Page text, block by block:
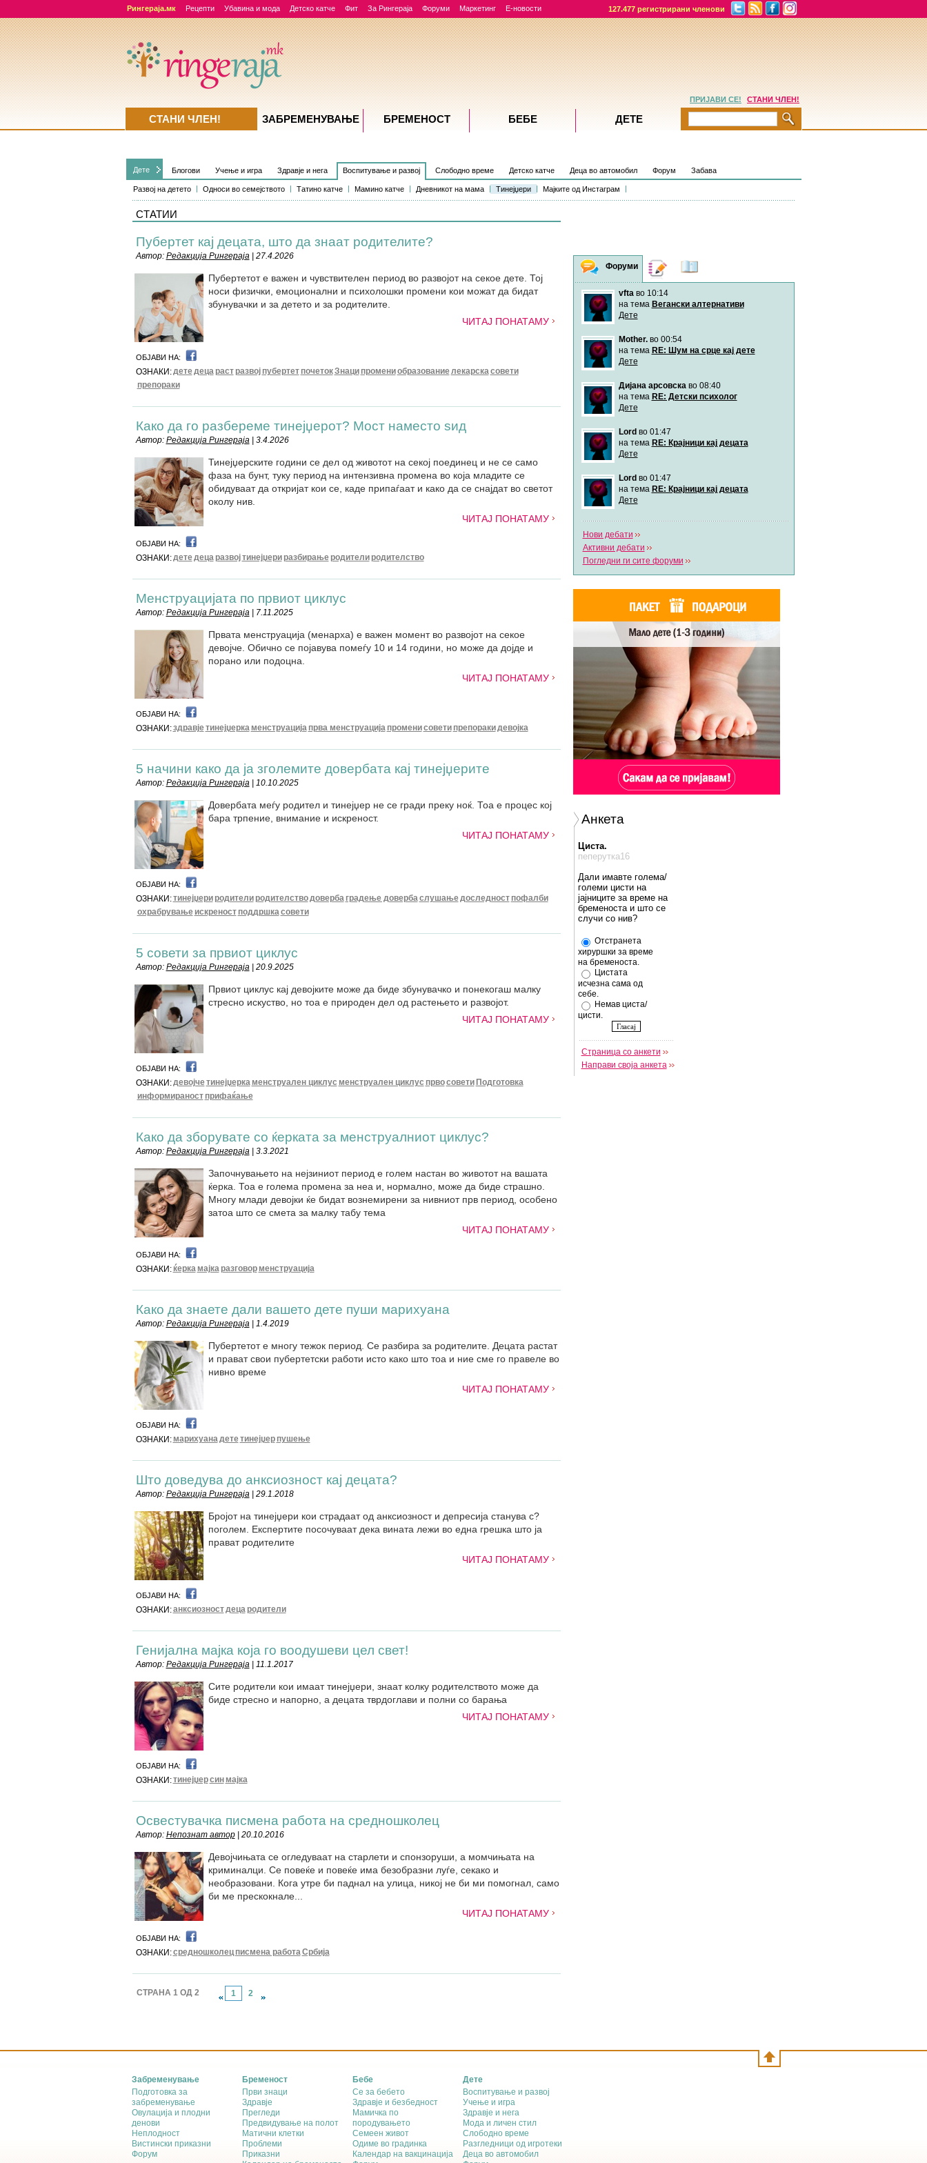
Рингераја.мк Рецепти Убавина и мода Детско катче Фит За Рингераја Форуми Маркетинг Е-новости 127.477 регистрирани членови
Дете Блогови Учење и игра Здравје и нега Воспитување и развој
Развој на детето Односи во семејството Татино катче Мамино катче Дневникот на мама Тинејџери Мајките од Инстаграм
Слободно време Детско катче Деца во автомобил Форум Забава
СТАТИИ
Пубертет кај децата, што да знаат родителите?
Автор: Редакција Рингераја| 27.4.2026
Пубертетот е важен и чувствителен период во развојот на секое дете. Тој
носи физички, емоционални и психолошки промени кои можат да бидат
збунувачки и за детето и за родителите.
ЧИТАЈ ПОНАТАМУ
ОБЈАВИ НА:
ОЗНАКИ:детедеца раст развој пубертет почетокЗнаци промениобразованиелекарскасовети
препораки
Како да го разбереме тинејџерот? Мост наместо ѕид
Автор: Редакција Рингераја| 3.4.2026
Тинејџерските години се дел од животот на секој поединец и не се само
фаза на бунт, туку период на интензивна промена во која младите се
обидуваат да откријат кои се, каде припаѓаат и како да се снајдат во светот
околу нив.
ЧИТАЈ ПОНАТАМУ
ОБЈАВИ НА:
ОЗНАКИ:детедеца развојтинејџери разбирање родители родителство
Менструацијата по првиот циклус
Автор: Редакција Рингераја| 7.11.2025
Првата менструација (менарха) е важен момент во развојот на секое
девојче. Обично се појавува помеѓу 10 и 14 години, но може да дојде и
порано или подоцна.
ЧИТАЈ ПОНАТАМУ
ОБЈАВИ НА:
ОЗНАКИ:здравјетинејџерка менструација прва менструација променисовети препоракидевојка
5 начини како да ја зголемите довербата кај тинејџерите
Автор: Редакција Рингераја| 10.10.2025
Довербата меѓу родител и тинејџер не се гради преку ноќ. Тоа е процес кој
бара трпение, внимание и искреност.
ЧИТАЈ ПОНАТАМУ
ОБЈАВИ НА:
ОЗНАКИ:тинејџери родители родителстводоверба градење довербаслушањедоследност пофалби
охрабрување искреност поддршкасовети
5 совети за првиот циклус
Автор: Редакција Рингераја| 20.9.2025
Првиот циклус кај девојките може да биде збунувачко и понекогаш малку
стресно искуство, но тоа е природен дел од растењето и развојот.
ЧИТАЈ ПОНАТАМУ
ОБЈАВИ НА:
ОЗНАКИ:девојчетинејџерка менструален циклус менструален циклус првосовети Подготовка
информираност прифаќање
Како да зборувате со ќерката за менструалниот циклус?
Автор: Редакција Рингераја| 3.3.2021
Започнувањето на нејзиниот период е голем настан во животот на вашата
ќерка. Тоа е голема промена за неа и, нормално, може да биде страшно.
Многу млади девојки ќе бидат вознемирени за нивниот прв период, особено
затоа што се смета за малку табу тема
ЧИТАЈ ПОНАТАМУ
ОБЈАВИ НА:
ОЗНАКИ: ќерка мајка разговор менструација
Како да знаете дали вашето дете пуши марихуана
Автор: Редакција Рингераја| 1.4.2019
Пубертетот е многу тежок период. Се разбира за родителите. Децата растат
и прават свои пубертетски работи исто како што тоа и ние сме го правеле во
нивно време
ЧИТАЈ ПОНАТАМУ
ОБЈАВИ НА:
ОЗНАКИ: марихуанадететинејџер пушење
Што доведува до анксиозност кај децата?
Автор: Редакција Рингераја| 29.1.2018
Бројот на тинејџери кои страдаат од анксиозност и депресија станува с?
поголем. Експертите посочуваат дека вината лежи во една грешка што ја
прават родителите
ЧИТАЈ ПОНАТАМУ
ОБЈАВИ НА:
ОЗНАКИ:анксиозностдеца родители
Генијална мајка која го воодушеви цел свет!
Автор: Редакција Рингераја| 11.1.2017
Сите родители кои имаат тинејџери, знаат колку родителството може да
биде стресно и напорно, а децата тврдоглави и полни со барања
ЧИТАЈ ПОНАТАМУ
ОБЈАВИ НА:
ОЗНАКИ:тинејџерсин мајка
Освестувачка писмена работа на средношколец
Автор: Непознат автор| 20.10.2016
Девојчињата се огледуваат на старлети и спонзоруши, а момчињата на
криминалци. Се повеќе и повеќе има безобразни луѓе, секако и
необразовани. Кога утре би паднал на улица, никој не би ми помогнал, само
би ме прескокнале...
ЧИТАЈ ПОНАТАМУ
ОБЈАВИ НА:
ОЗНАКИ:средношколец писмена работаСрбија
СТРАНА 1 ОД 2 1 2
Форуми Дневници
vftaво 10:14
на тема Вегански алтернативи
Дете
Mother.во 00:54
на тема RE: Шум на срце кај дете
Дете
Дијана арсовскаво 08:40
на тема RE: Детски психолог
Дете
Lord во 01:47
на тема RE: Крајници кај децата
Дете
Lord во 01:47
на тема RE: Крајници кај децата
Дете
Нови дебати
Активни дебати
Погледни ги сите форуми
Анкета
Циста.
пеперутка16
Дали имавте голема/
големи цисти на
јајниците за време на
бременоста и што се
случи со нив?
Отстранета
хируршки за време
на бременоста.
Цистата
исчезна сама од
себе.
Немав циста/
цисти.
Страница со анкети
Направи своја анкета
ПРИЈАВИ СЕ! СТАНИ ЧЛЕН!
СТАНИ ЧЛЕН! ЗАБРЕМЕНУВАЊE БРЕМЕНОСТ БЕБЕ ДЕТЕ
Забременување
Подготовка за
забременување
Овулација и плодни
денови
Неплодност
Вистински приказни
Форум
Бременост
Први знаци
Здравје
Прегледи
Предвидување на полот
Матични клетки
Проблеми
Приказни
Бебе
Се за бебето
Здравје и безбедност
Мамичка по
породувањето
Семеен живот
Одиме во градинка
Календар на вакцинација
Дете
Воспитување и развој
Учење и игра
Здравје и нега
Мода и личен стил
Слободно време
Разгледници од игротеки
Деца во автомобил